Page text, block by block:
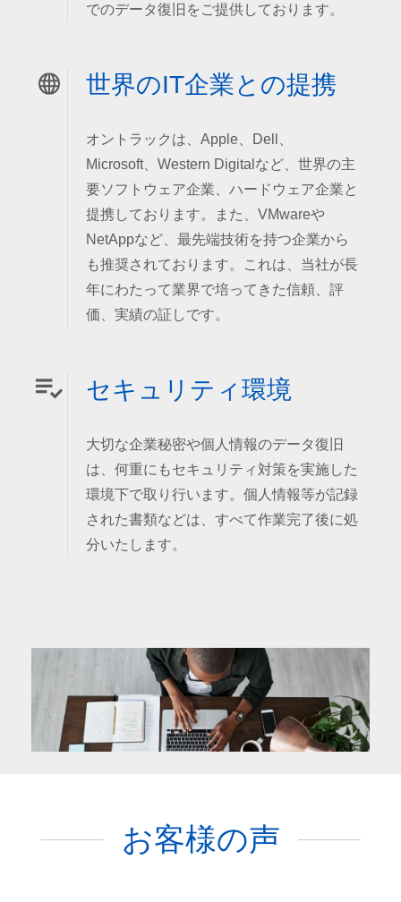
でのデータ復旧をご提供しております。
世界のIT企業との提携
オントラックは、Apple、Dell、
Microsoft、Western Digitalなど、世界の主
要ソフトウェア企業、ハードウェア企業と
提携しております。また、VMwareや
NetAppなど、最先端技術を持つ企業から
も推奨されております。これは、当社が長
年にわたって業界で培ってきた信頼、評
価、実績の証しです。
セキュリティ環境
大切な企業秘密や個人情報のデータ復旧
は、何重にもセキュリティ対策を実施した
環境下で取り行います。個人情報等が記録
された書類などは、すべて作業完了後に処
分いたします。
お客様の声